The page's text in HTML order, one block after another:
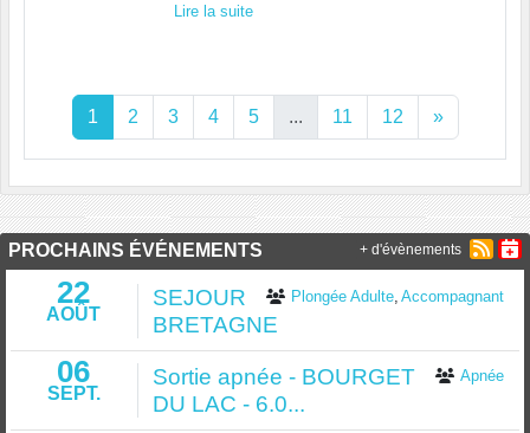
Lire la suite
1 2 3 4 5 ... 11 12 »
PROCHAINS ÉVÉNEMENTS
22
AOÛT
Plongée Adulte Accompagnant
SEJOUR
BRETAGNE
06
SEPT.
Apnée
Sortie apnée - BOURGET
DU LAC - 6.0...
+ d'évènements